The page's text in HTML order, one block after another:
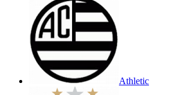
Athletic